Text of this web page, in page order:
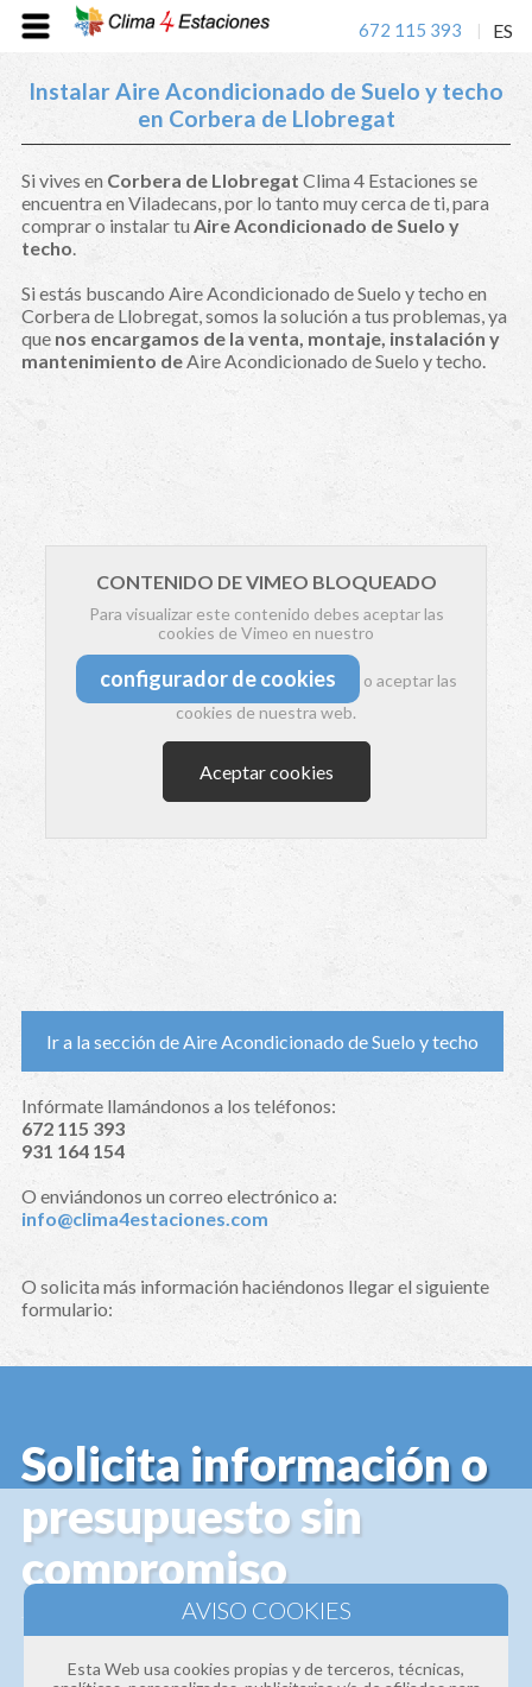
672 115 393 ES
Instalar Aire Acondicionado de Suelo y techo
en Corbera de Llobregat
Si vives en Corbera de Llobregat Clima 4 Estaciones se
encuentra en Viladecans, por lo tanto muy cerca de ti, para
comprar o instalar tuAire Acondicionado de Suelo y
techo.
Si estás buscando Aire Acondicionado de Suelo y techo en
Corbera de Llobregat, somos la solución a tus problemas, ya
que nos encargamos de la venta, montaje, instalación y
mantenimiento deAire Acondicionado de Suelo y techo.
CONTENIDO DE VIMEO BLOQUEADO
Para visualizar este contenido debes aceptar las
cookies de Vimeo en nuestro
configurador de cookies
o aceptar las
cookies de nuestra web.
Aceptar cookies
Ir a la sección de Aire Acondicionado de Suelo y techo
Infórmate llamándonos a los teléfonos:
672 115 393
931 164 154
O enviándonos un correo electrónico a:
info@clima4estaciones.com
O solicita más información haciéndonos llegar el siguiente
formulario:
Solicita información o
presupuesto sin
compromiso
Estamos convencidos de lacalidad de nuestros
Esta Web usa cookies propias y de terceros, técnicas,